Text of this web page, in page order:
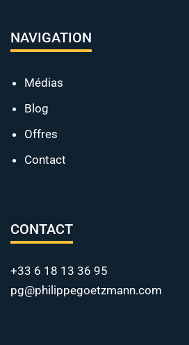
NAVIGATION
Médias
Blog
Offres
Contact
CONTACT
+33 6 18 13 36 95
pg@philippegoetzmann.com